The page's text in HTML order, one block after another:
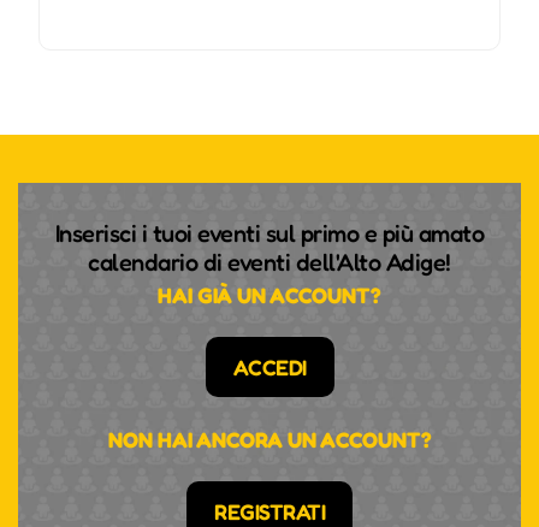
Inserisci i tuoi eventi sul primo e più amato
calendario di eventi dell'Alto Adige!
HAI GIÀ UN ACCOUNT?
ACCEDI
NON HAI ANCORA UN ACCOUNT?
REGISTRATI